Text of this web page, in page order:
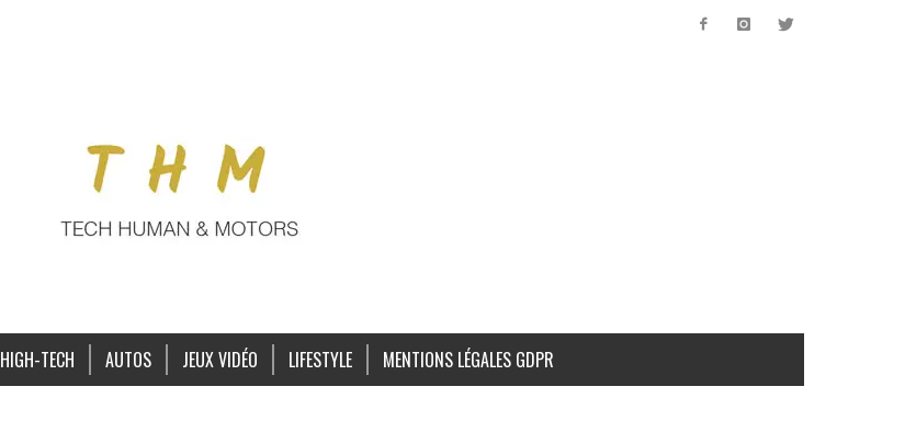
HIGH-TECH AUTOS JEUX VIDÉO LIFESTYLE MENTIONS LÉGALES GDPR